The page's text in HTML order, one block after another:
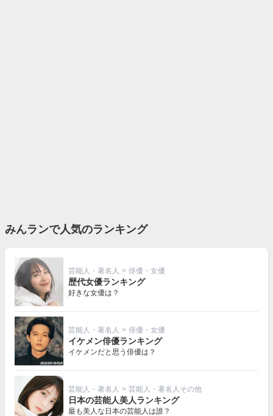
みんランで人気のランキング
芸能人・著名人 > 俳優・女優
歴代女優ランキング
好きな女優は？
芸能人・著名人 > 俳優・女優
イケメン俳優ランキング
イケメンだと思う俳優は？
芸能人・著名人 > 芸能人・著名人その他
日本の芸能人美人ランキング
最も美人な日本の芸能人は誰？